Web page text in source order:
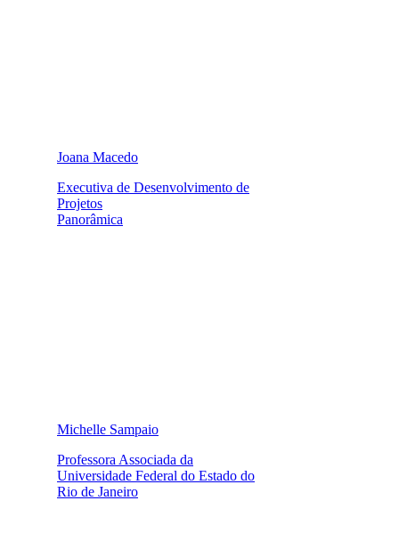
Joana Macedo
Executiva de Desenvolvimento de
Projetos
Panorâmica
Michelle Sampaio
Professora Associada da
Universidade Federal do Estado do
Rio de Janeiro